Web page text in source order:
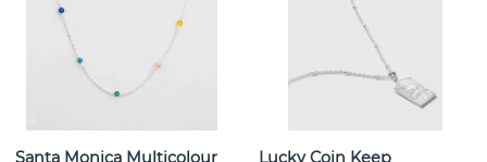
Santa Monica Multicolour
Lucky Coin Keep